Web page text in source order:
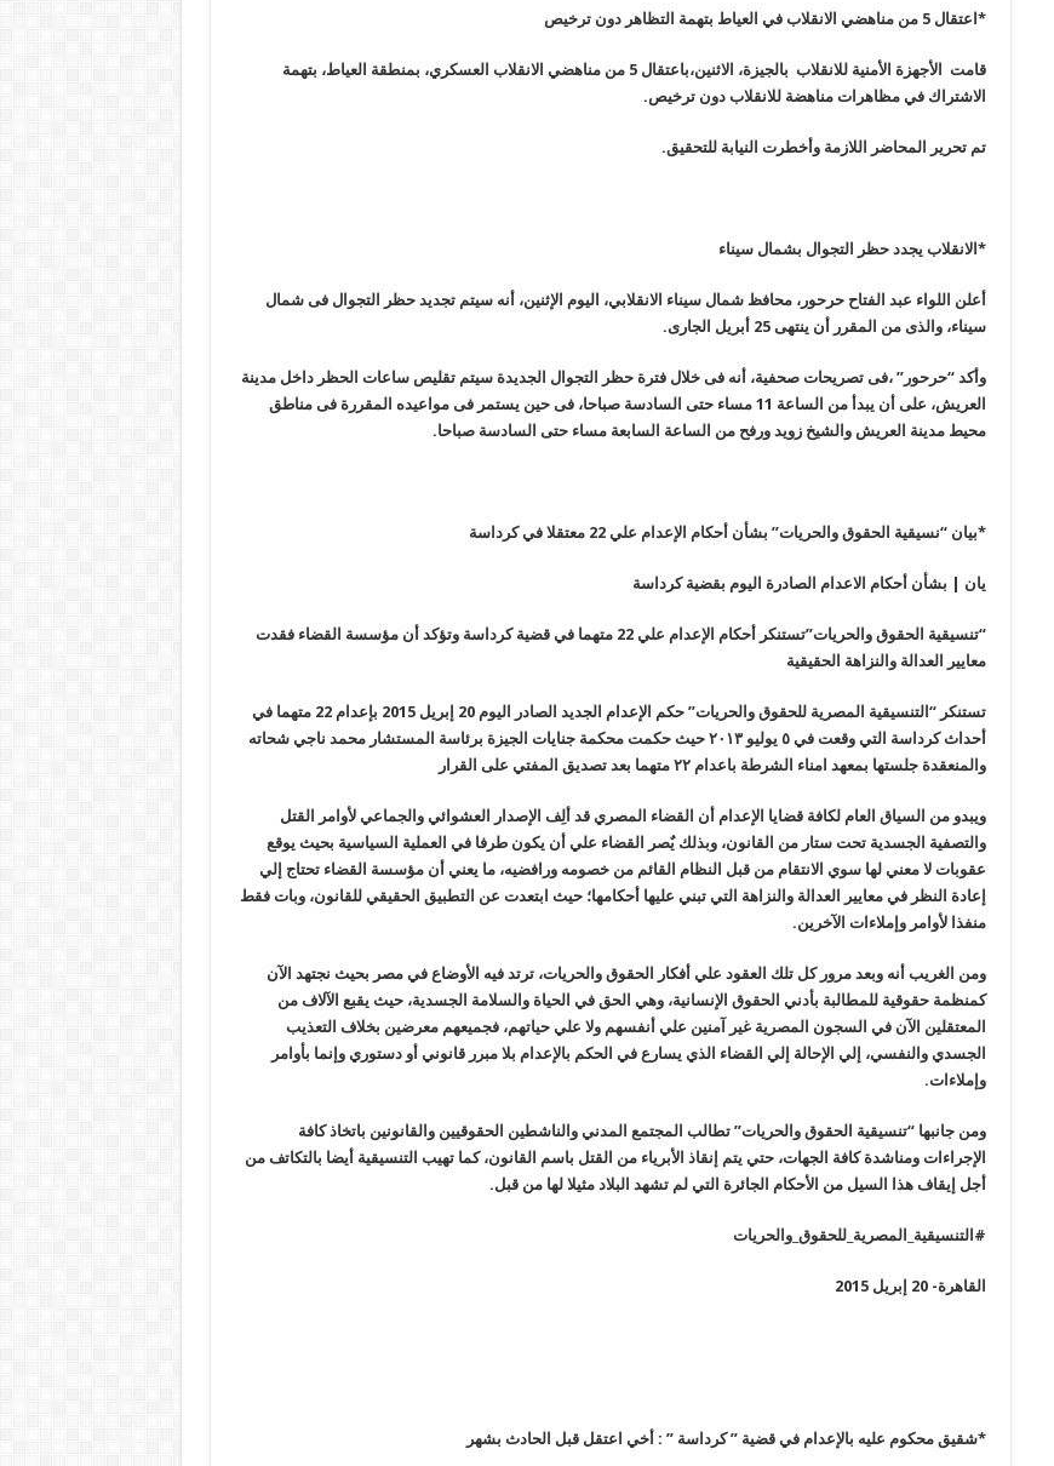
*اعتقال 5 من مناهضي الانقلاب في العياط بتهمة التظاهر دون ترخيص
قامت الأجهزة الأمنية للانقلاب بالجيزة، الاثنين،باعتقال 5 من مناهضي الانقلاب العسكري، بمنطقة العياط، بتهمة
الاشتراك في مظاهرات مناهضة للانقلاب دون ترخيص.
تم تحرير المحاضر اللازمة وأخطرت النيابة للتحقيق.
*الانقلاب يجدد حظر التجوال بشمال سيناء
أعلن اللواء عبد الفتاح حرحور، محافظ شمال سيناء الانقلابي، اليوم الإثنين، أنه سيتم تجديد حظر التجوال فى شمال
سيناء، والذى من المقرر أن ينتهى 25 أبريل الجارى
.
وأكد “حرحور” ،فى تصريحات صحفية، أنه فى خلال فترة حظر التجوال الجديدة سيتم تقليص ساعات الحظر داخل مدينة
العريش، على أن يبدأ من الساعة 11 مساء حتى السادسة صباحا، فى حين يستمر فى مواعيده المقررة فى مناطق
محيط مدينة العريش والشيخ زويد ورفح من الساعة السابعة مساء حتى السادسة صباحا.
*بيان “نسيقية الحقوق والحريات” بشأن أحكام الإعدام علي 22 معتقلا في كرداسة
يان | بشأن أحكام الاعدام الصادرة اليوم بقضية كرداسة
“
تنسيقية الحقوق والحريات”تستنكر أحكام الإعدام علي 22 متهما في قضية كرداسة وتؤكد أن مؤسسة القضاء فقدت
معايير العدالة والنزاهة الحقيقية
تستنكر“
التنسيقية المصرية للحقوق والحريات” حكم الإعدام الجديد الصادر اليوم 20 إبريل 2015 بإعدام 22 متهما في
أحداث كرداسة التي وقعت في ٥ يوليو ٢٠١٣ حيث حكمت محكمة جنايات الجيزة برئاسة المستشار محمد ناجي شحاته
والمنعقدة جلستها بمعهد امناء الشرطة باعدام ٢٢ متهما بعد تصديق المفتي على القرار
ويبدو من السياق العام لكافة قضايا الإعدام أن القضاء المصري قد ألِف الإصدار العشوائي والجماعي لأوامر القتل
والتصفية الجسدية تحت ستار من القانون، وبذلك يٌصر القضاء علي أن يكون طرفا في العملية السياسية بحيث يوقع
عقوبات لا معني لها سوي الانتقام من قبل النظام القائم من خصومه ورافضيه، ما يعني أن مؤسسة القضاء تحتاج إلي
إعادة النظر في معايير العدالة والنزاهة التي تبني عليها أحكامها؛ حيث ابتعدت عن التطبيق الحقيقي للقانون، وبات فقط
منفذا لأوامر وإملاءات الآخرين.
ومن الغريب أنه وبعد مرور كل تلك العقود علي أفكار الحقوق والحريات، ترتد فيه الأوضاع في مصر بحيث نجتهد الآن
كمنظمة حقوقية للمطالبة بأدني الحقوق الإنسانية، وهي الحق في الحياة والسلامة الجسدية، حيث يقبع الآلاف من
المعتقلين الآن في السجون المصرية غير آمنين علي أنفسهم ولا علي حياتهم، فجميعهم معرضين بخلاف التعذيب
الجسدي والنفسي، إلي الإحالة إلي القضاء الذي يسارع في الحكم بالإعدام بلا مبرر قانوني أو دستوري وإنما بأوامر
وإملاءات.
ومن جانبها “تنسيقية الحقوق والحريات” تطالب المجتمع المدني والناشطين الحقوقيين والقانونين باتخاذ كافة
الإجراءات ومناشدة كافة الجهات، حتي يتم إنقاذ الأبرياء من القتل باسم القانون، كما تهيب التنسيقية أيضا بالتكاتف من
أجل إيقاف هذا السيل من الأحكام الجائرة التي لم تشهد البلاد مثيلا لها من قبل.
# التنسيقية_المصرية_للحقوق_والحريات
القاهرة- 20 إبريل 2015
*شقيق محكوم عليه بالإعدام في قضية ” كرداسة ” : أخي اعتقل قبل الحادث بشهر